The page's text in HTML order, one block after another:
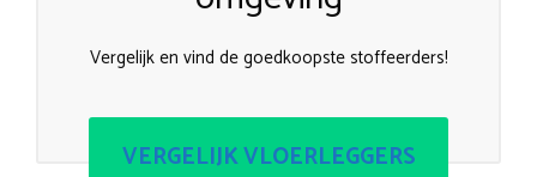
Vergelijk en vind de goedkoopste stoffeerders!
VERGELIJK VLOERLEGGERS